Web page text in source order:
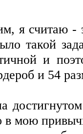
я считаю
такой
и
и 54
в мою